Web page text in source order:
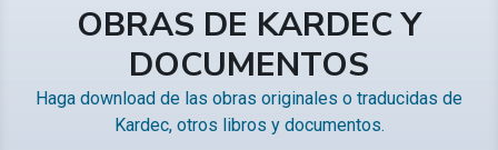
OBRAS DE KARDEC Y
DOCUMENTOS
Haga download de las obras originales o traducidas de
Kardec, otros libros y documentos.